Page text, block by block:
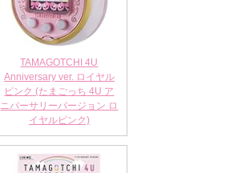
TAMAGOTCHI 4U
Anniversary ver. ロイヤル
ピンク (たまごっち 4U ア
ニバーサリーバージョン ロ
イヤルピンク)